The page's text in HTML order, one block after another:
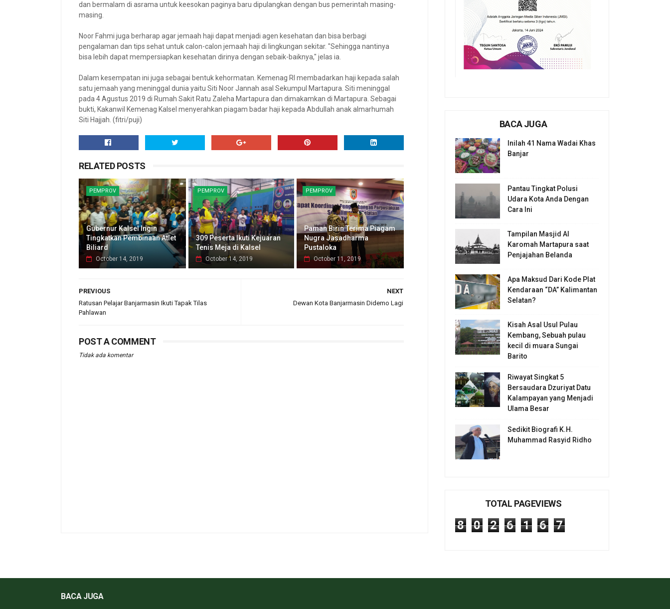
dan bermalam di asrama untuk keesokan paginya baru dipulangkan dengan bus pemerintah masing-
masing.
Noor Fahmi juga berharap agar jemaah haji dapat menjadi agen kesehatan dan bisa berbagi
pengalaman dan tips sehat untuk calon-calon jemaah haji di lingkungan sekitar. "Sehingga nantinya
bisa lebih dapat mempersiapkan kesehatan dirinya dengan sebaik-baiknya," jelas ia.
Dalam kesempatan ini juga sebagai bentuk kehormatan. Kemenag RI membadarkan haji kepada salah
satu jemaah yang meninggal dunia yaitu Siti Noor Jannah asal Sekumpul Martapura. Siti meninggal
pada 4 Agustus 2019 di Rumah Sakit Ratu Zaleha Martapura dan dimakamkan di Martapura. Sebagai
bukti, Kakanwil Kemenag Kalsel menyerahkan piagam badar haji kepada Abdullah anak almarhumah
Siti Hajjah. (fitri/puji)
RELATED POSTS
PEMPROV
Gubernur Kalsel Ingin
Tingkatkan Pembinaan Atlet
Biliard
October 14, 2019
PEMPROV
309 Peserta Ikuti Kejuaran
Tenis Meja di Kalsel
October 14, 2019
PEMPROV
Paman Birin Terima Piagam
Nugra Jasadharma
Pustaloka
October 11, 2019
NEXT
Dewan Kota Banjarmasin Didemo Lagi
PREVIOUS
Ratusan Pelajar Banjarmasin Ikuti Tapak Tilas
Pahlawan
POST A COMMENT
Tidak ada komentar
BACA JUGA
Inilah 41 Nama Wadai Khas
Banjar
Pantau Tingkat Polusi
Udara Kota Anda Dengan
Cara Ini
Tampilan Masjid Al
Karomah Martapura saat
Penjajahan Belanda
Apa Maksud Dari Kode Plat
Kendaraan “DA” Kalimantan
Selatan?
Kisah Asal Usul Pulau
Kembang, Sebuah pulau
kecil di muara Sungai
Barito
Riwayat Singkat 5
Bersaudara Dzuriyat Datu
Kalampayan yang Menjadi
Ulama Besar
Sedikit Biografi K.H.
Muhammad Rasyid Ridho
TOTAL PAGEVIEWS
8 0 2 6 1 6 7
BACA JUGA